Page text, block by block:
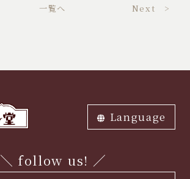
一覧へ Next >
Language
＼ follow us! ／